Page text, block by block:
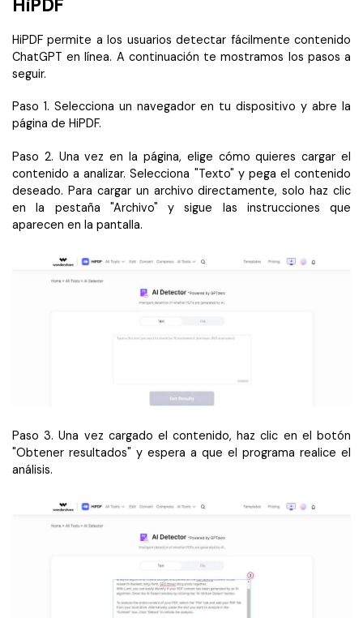
HiPDF
HiPDF permite a los usuarios detectar fácilmente contenido
ChatGPT en línea. A continuación te mostramos los pasos a
seguir.
Paso 1. Selecciona un navegador en tu dispositivo y abre la
página de HiPDF.
Paso 2. Una vez en la página, elige cómo quieres cargar el
contenido a analizar. Selecciona "Texto" y pega el contenido
deseado. Para cargar un archivo directamente, solo haz clic
en la pestaña "Archivo" y sigue las instrucciones que
aparecen en la pantalla.
Paso 3. Una vez cargado el contenido, haz clic en el botón
"Obtener resultados" y espera a que el programa realice el
análisis.